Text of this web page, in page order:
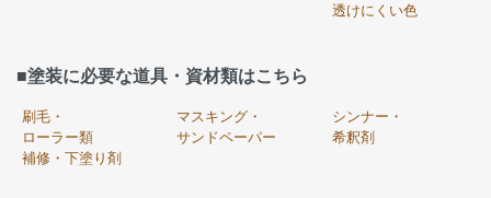
透けにくい色
■塗装に必要な道具・資材類はこちら
刷毛・
ローラー類
マスキング・
サンドペーパー
シンナー・
希釈剤
補修・下塗り剤